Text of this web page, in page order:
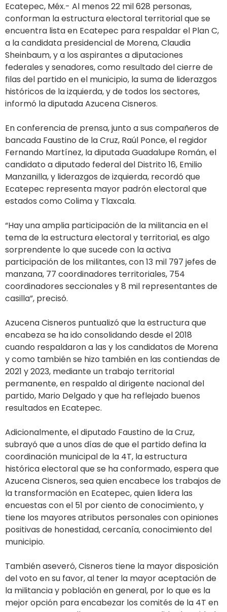
Ecatepec, Méx.- Al menos 22 mil 628 personas,
conforman la estructura electoral territorial que se
encuentra lista en Ecatepec para respaldar el Plan C,
a la candidata presidencial de Morena, Claudia
Sheinbaum, y a los aspirantes a diputaciones
federales y senadores, como resultado del cierre de
filas del partido en el municipio, la suma de liderazgos
históricos de la izquierda, y de todos los sectores,
informó la diputada Azucena Cisneros.
En conferencia de prensa, junto a sus compañeros de
bancada Faustino de la Cruz, Raúl Ponce, el regidor
Fernando Martínez, la diputada Guadalupe Román, el
candidato a diputado federal del Distrito 16, Emilio
Manzanilla, y liderazgos de izquierda, recordó que
Ecatepec representa mayor padrón electoral que
estados como Colima y Tlaxcala.
“Hay una amplia participación de la militancia en el
tema de la estructura electoral y territorial, es algo
sorprendente lo que sucede con la activa
participación de los militantes, con 13 mil 797 jefes de
manzana, 77 coordinadores territoriales, 754
coordinadores seccionales y 8 mil representantes de
casilla”, precisó.
Azucena Cisneros puntualizó que la estructura que
encabeza se ha ido consolidando desde el 2018
cuando respaldaron a las y los candidatos de Morena
y como también se hizo también en las contiendas de
2021 y 2023, mediante un trabajo territorial
permanente, en respaldo al dirigente nacional del
partido, Mario Delgado y que ha reflejado buenos
resultados en Ecatepec.
Adicionalmente, el diputado Faustino de la Cruz,
subrayó que a unos días de que el partido defina la
coordinación municipal de la 4T, la estructura
histórica electoral que se ha conformado, espera que
Azucena Cisneros, sea quien encabece los trabajos de
la transformación en Ecatepec, quien lidera las
encuestas con el 51 por ciento de conocimiento, y
tiene los mayores atributos personales con opiniones
positivas de honestidad, cercanía, conocimiento del
municipio.
También aseveró, Cisneros tiene la mayor disposición
del voto en su favor, al tener la mayor aceptación de
la militancia y población en general, por lo que es la
mejor opción para encabezar los comités de la 4T en